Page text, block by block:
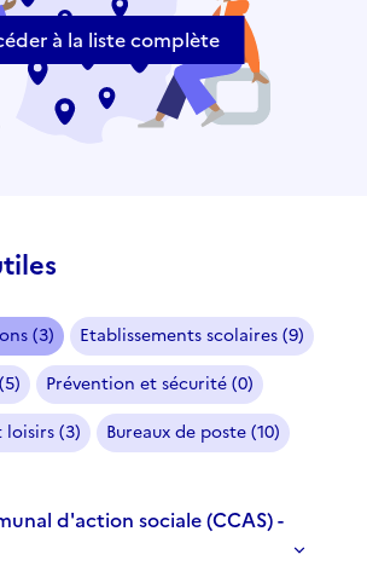
à la liste complète
(3)
Etablissements scolaires (9)
Prévention et sécurité (0)
(3)
Bureaux de poste (10)